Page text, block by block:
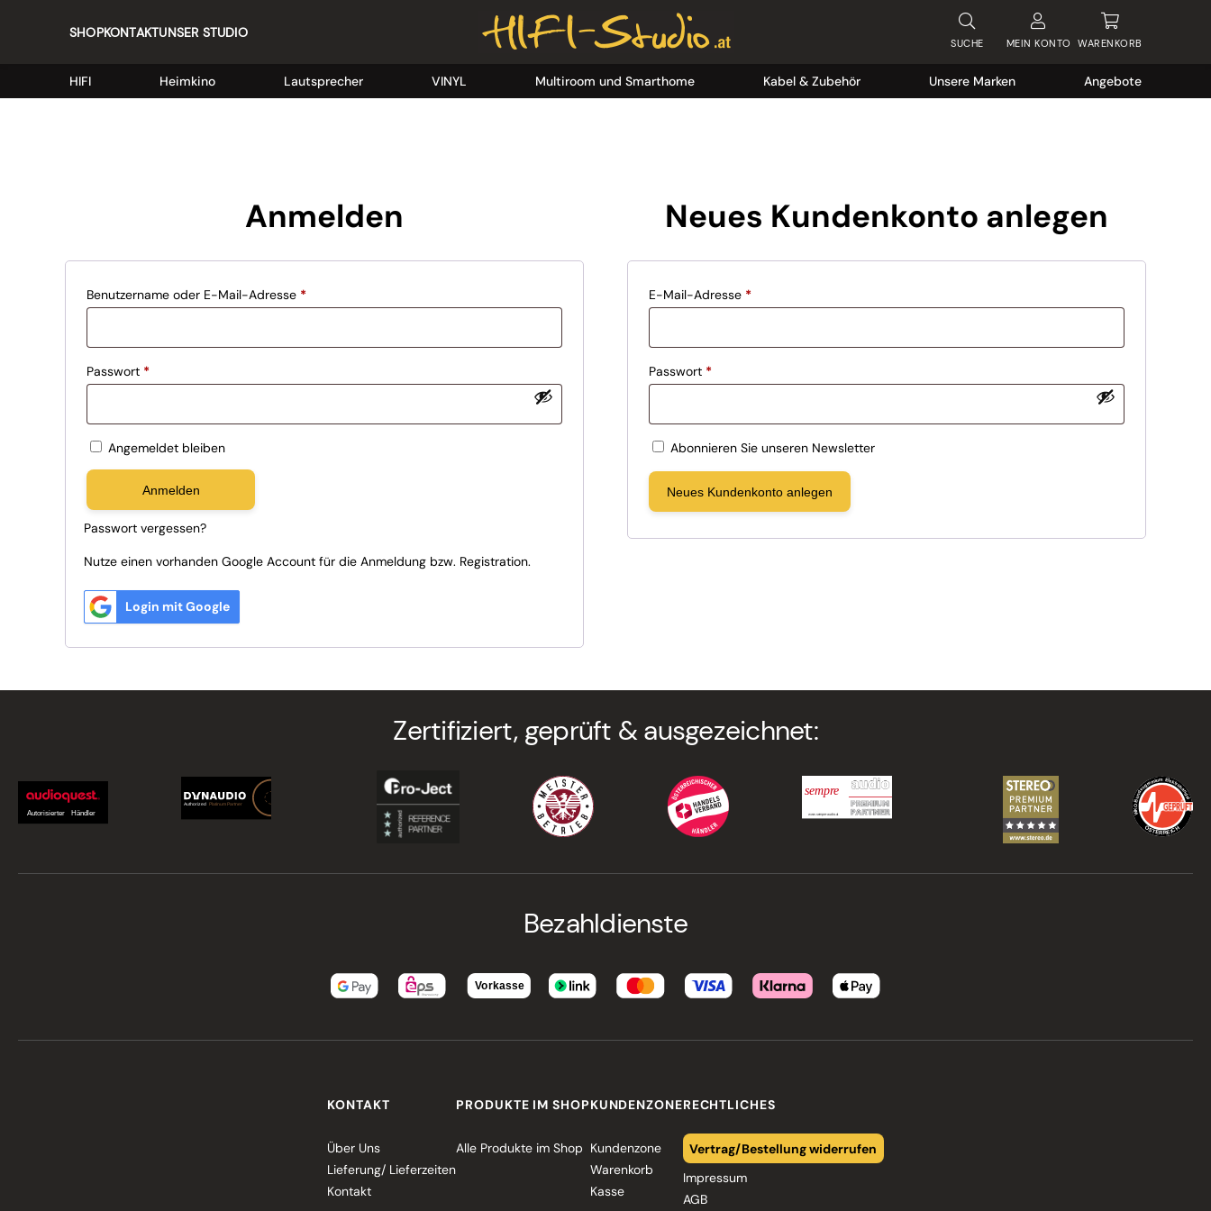
SHOPKONTAKTUNSER STUDIO
SUCHE MEIN KONTO WARENKORB
HIFI Heimkino Lautsprecher VINYL Multiroom und Smarthome Kabel & Zubehör Unsere Marken Angebote
Anmelden
Benutzername oder E-Mail-Adresse *
Passwort *
Angemeldet bleiben
Anmelden
Passwort vergessen?
Nutze einen vorhanden Google Account für die Anmeldung bzw. Registration.
Login mit Google
Neues Kundenkonto anlegen
E-Mail-Adresse *
Passwort *
Abonnieren Sie unseren Newsletter
Neues Kundenkonto anlegen
Zertifiziert, geprüft & ausgezeichnet:
Bezahldienste
KONTAKT
Über Uns
Lieferung/ Lieferzeiten
Kontakt
PRODUKTE IM SHOP
Alle Produkte im Shop
KUNDENZONE
Kundenzone
Warenkorb
Kasse
RECHTLICHES
Vertrag/Bestellung widerrufen
Impressum
AGB